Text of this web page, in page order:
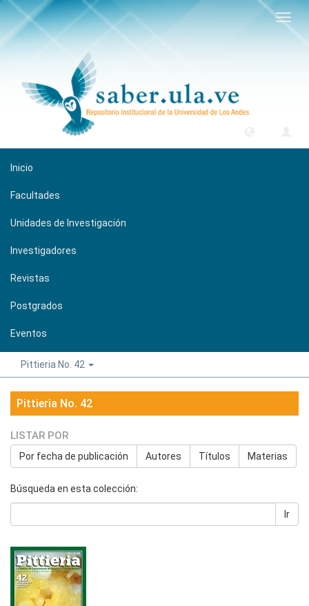
Inicio
Facultades
Unidades de Investigación
Investigadores
Revistas
Postgrados
Eventos
Pittieria No. 42
Pittieria No. 42
LISTAR POR
Por fecha de publicación Autores Títulos Materias
Búsqueda en esta colección:
Ir